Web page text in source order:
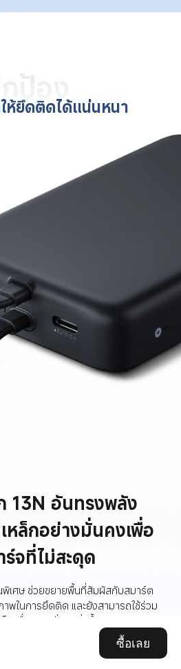
ซื้อเลย
ห้ยึดติดได้แน่นหนา
13N อันทรงพลัง
ล็กอย่างมั่นคงเพื่อ
ร์จที่ไม่สะดุด
พิเศษ ช่วยขยายพื้นที่สัมผัสกับสมาร์ต
พในการยึดติด และยังสามารถใช้ร่วม
ล็กเพื่อความมั่นคงยิ่งขึ้น